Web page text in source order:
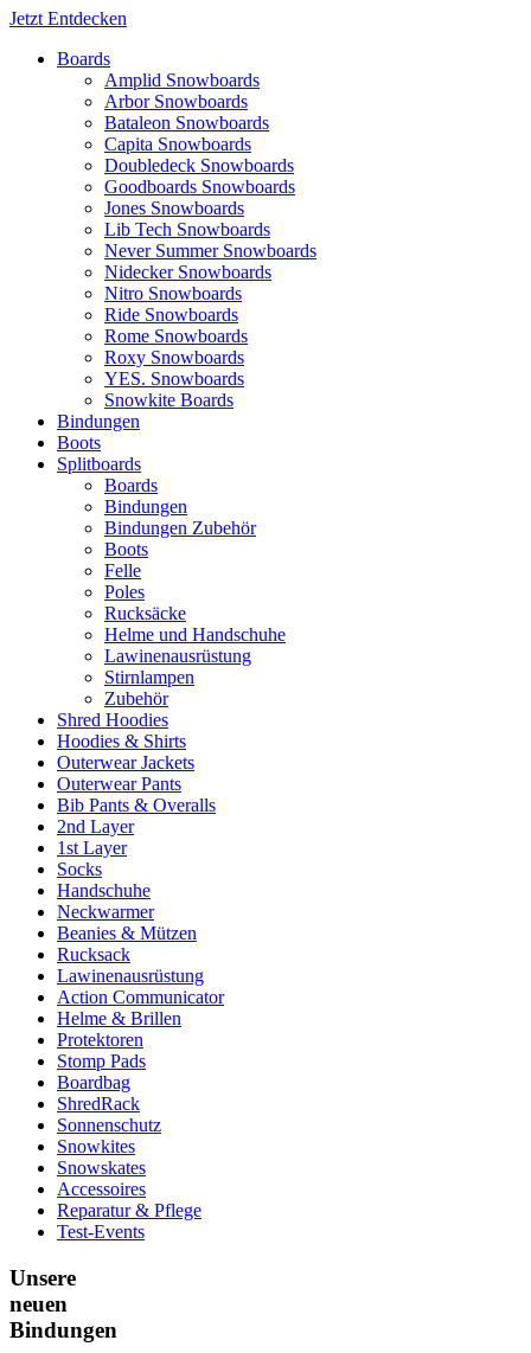
Jetzt Entdecken
Boards
Amplid Snowboards
Arbor Snowboards
Bataleon Snowboards
Capita Snowboards
Doubledeck Snowboards
Goodboards Snowboards
Jones Snowboards
Lib Tech Snowboards
Never Summer Snowboards
Nidecker Snowboards
Nitro Snowboards
Ride Snowboards
Rome Snowboards
Roxy Snowboards
YES. Snowboards
Snowkite Boards
Bindungen
Boots
Splitboards
Boards
Bindungen
Bindungen Zubehör
Boots
Felle
Poles
Rucksäcke
Helme und Handschuhe
Lawinenausrüstung
Stirnlampen
Zubehör
Shred Hoodies
Hoodies & Shirts
Outerwear Jackets
Outerwear Pants
Bib Pants & Overalls
2nd Layer
1st Layer
Socks
Handschuhe
Neckwarmer
Beanies & Mützen
Rucksack
Lawinenausrüstung
Action Communicator
Helme & Brillen
Protektoren
Stomp Pads
Boardbag
ShredRack
Sonnenschutz
Snowkites
Snowskates
Accessoires
Reparatur & Pflege
Test-Events
Unsere
neuen
Bindungen